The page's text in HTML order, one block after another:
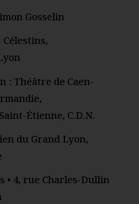
Gosselin
: Théâtre de Caen-
Étienne, C.D.N.
du Grand Lyon,
• 4, rue Charles‑Dullin